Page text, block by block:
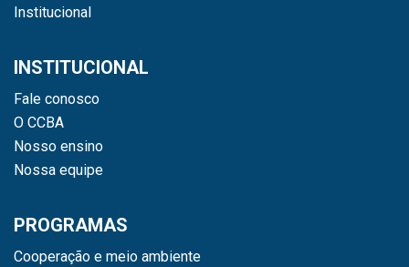
Institucional
INSTITUCIONAL
Fale conosco
O CCBA
Nosso ensino
Nossa equipe
PROGRAMAS
Cooperação e meio ambiente